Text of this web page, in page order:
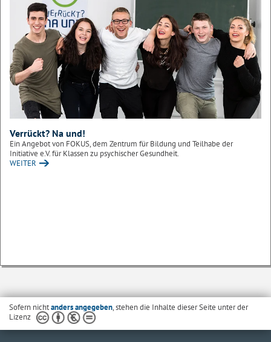
Verrückt? Na und!
Ein Angebot von FOKUS, dem Zentrum für Bildung und Teilhabe der
Initiative e.V. für Klassen zu psychischer Gesundheit.
WEITER
Sofern nichtanders angegeben, stehen die Inhalte dieser Seite unter der
Lizenz